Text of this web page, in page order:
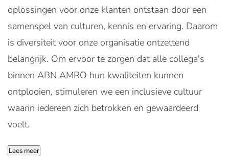
oplossingen voor onze klanten ontstaan door een
samenspel van culturen, kennis en ervaring. Daarom
is diversiteit voor onze organisatie ontzettend
belangrijk. Om ervoor te zorgen dat alle collega's
binnen ABN AMRO hun kwaliteiten kunnen
ontplooien, stimuleren we een inclusieve cultuur
waarin iedereen zich betrokken en gewaardeerd
voelt.
Lees meer